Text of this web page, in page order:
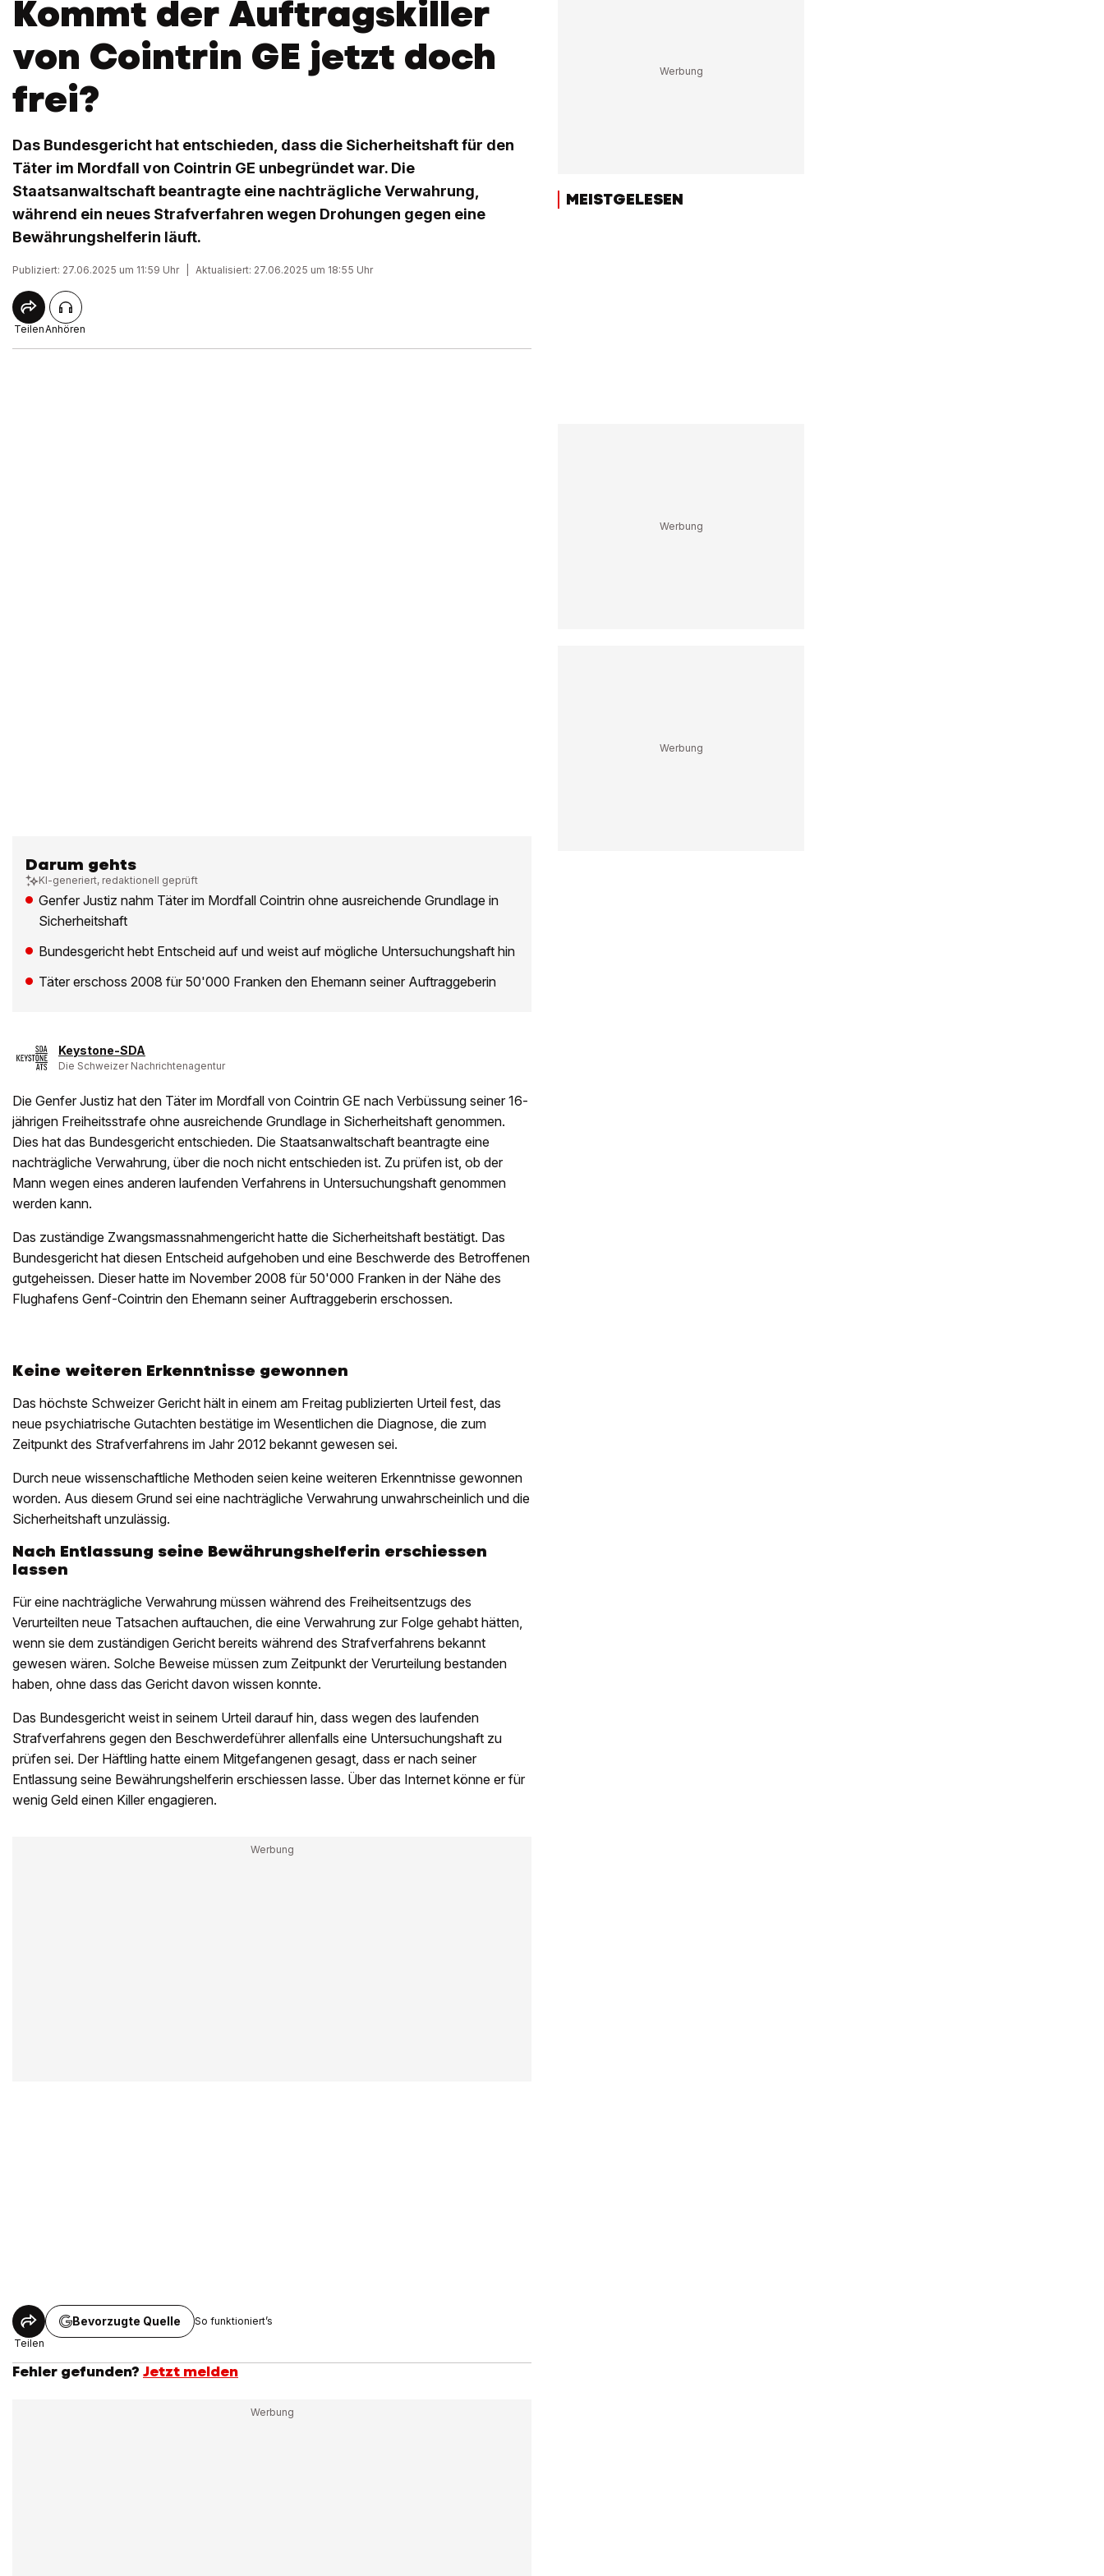
Kommt der Auftragskiller
von Cointrin GE jetzt doch
frei?
Das Bundesgericht hat entschieden, dass die Sicherheitshaft für den
Täter im Mordfall von Cointrin GE unbegründet war. Die
Staatsanwaltschaft beantragte eine nachträgliche Verwahrung,
während ein neues Strafverfahren wegen Drohungen gegen eine
Bewährungshelferin läuft.
Publiziert: 27.06.2025 um 11:59 Uhr Aktualisiert: 27.06.2025 um 18:55 Uhr
TeilenAnhören
Darum gehts
KI-generiert, redaktionell geprüft
Genfer Justiz nahm Täter im Mordfall Cointrin ohne ausreichende Grundlage in
Sicherheitshaft
Bundesgericht hebt Entscheid auf und weist auf mögliche Untersuchungshaft hin
Täter erschoss 2008 für 50'000 Franken den Ehemann seiner Auftraggeberin
Keystone-SDA
Die Schweizer Nachrichtenagentur
Die Genfer Justiz hat den Täter im Mordfall von Cointrin GE nach Verbüssung seiner 16-
jährigen Freiheitsstrafe ohne ausreichende Grundlage in Sicherheitshaft genommen.
Dies hat das Bundesgericht entschieden. Die Staatsanwaltschaft beantragte eine
nachträgliche Verwahrung, über die noch nicht entschieden ist. Zu prüfen ist, ob der
Mann wegen eines anderen laufenden Verfahrens in Untersuchungshaft genommen
werden kann.
Das zuständige Zwangsmassnahmengericht hatte die Sicherheitshaft bestätigt. Das
Bundesgericht hat diesen Entscheid aufgehoben und eine Beschwerde des Betroffenen
gutgeheissen. Dieser hatte im November 2008 für 50'000 Franken in der Nähe des
Flughafens Genf-Cointrin den Ehemann seiner Auftraggeberin erschossen.
Keine weiteren Erkenntnisse gewonnen
Das höchste Schweizer Gericht hält in einem am Freitag publizierten Urteil fest, das
neue psychiatrische Gutachten bestätige im Wesentlichen die Diagnose, die zum
Zeitpunkt des Strafverfahrens im Jahr 2012 bekannt gewesen sei.
Durch neue wissenschaftliche Methoden seien keine weiteren Erkenntnisse gewonnen
worden. Aus diesem Grund sei eine nachträgliche Verwahrung unwahrscheinlich und die
Sicherheitshaft unzulässig.
Nach Entlassung seine Bewährungshelferin erschiessen
lassen
Für eine nachträgliche Verwahrung müssen während des Freiheitsentzugs des
Verurteilten neue Tatsachen auftauchen, die eine Verwahrung zur Folge gehabt hätten,
wenn sie dem zuständigen Gericht bereits während des Strafverfahrens bekannt
gewesen wären. Solche Beweise müssen zum Zeitpunkt der Verurteilung bestanden
haben, ohne dass das Gericht davon wissen konnte.
Das Bundesgericht weist in seinem Urteil darauf hin, dass wegen des laufenden
Strafverfahrens gegen den Beschwerdeführer allenfalls eine Untersuchungshaft zu
prüfen sei. Der Häftling hatte einem Mitgefangenen gesagt, dass er nach seiner
Entlassung seine Bewährungshelferin erschiessen lasse. Über das Internet könne er für
wenig Geld einen Killer engagieren.
Teilen
Bevorzugte Quelle So funktioniert’s
Fehler gefunden? Jetzt melden
MEISTGELESEN